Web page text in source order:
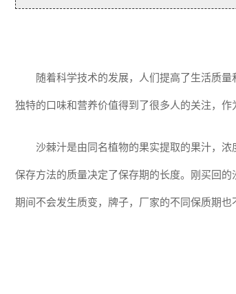
随着科学技术的发展，人们提高了生活质
独特的口味和营养价值得到了很多人的关注，
沙棘汁是由同名植物的果实提取的果汁，
保存方法的质量决定了保存期的长度。刚买回
期间不会发生质变，牌子，厂家的不同保质期也